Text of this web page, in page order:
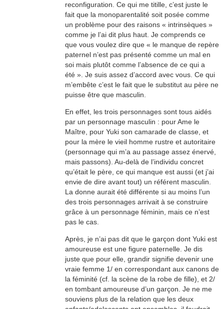
reconfiguration. Ce qui me titille, c’est juste le
fait que la monoparentalité soit posée comme
un problème pour des raisons « intrinsèques »
comme je l’ai dit plus haut. Je comprends ce
que vous voulez dire que « le manque de repère
paternel n’est pas présenté comme un mal en
soi mais plutôt comme l’absence de ce qui a
été ». Je suis assez d’accord avec vous. Ce qui
m’embête c’est le fait que le substitut au père ne
puisse être que masculin.
En effet, les trois personnages sont tous aidés
par un personnage masculin : pour Ame le
Maître, pour Yuki son camarade de classe, et
pour la mère le vieil homme rustre et autoritaire
(personnage qui m’a au passage assez énervé,
mais passons). Au-delà de l’individu concret
qu’était le père, ce qui manque est aussi (et j’ai
envie de dire avant tout) un référent masculin.
La donne aurait été différente si au moins l’un
des trois personnages arrivait à se construire
grâce à un personnage féminin, mais ce n’est
pas le cas.
Après, je n’ai pas dit que le garçon dont Yuki est
amoureuse est une figure paternelle. Je dis
juste que pour elle, grandir signifie devenir une
vraie femme 1/ en correspondant aux canons de
la féminité (cf. la scène de la robe de fille), et 2/
en tombant amoureuse d’un garçon. Je ne me
souviens plus de la relation que les deux